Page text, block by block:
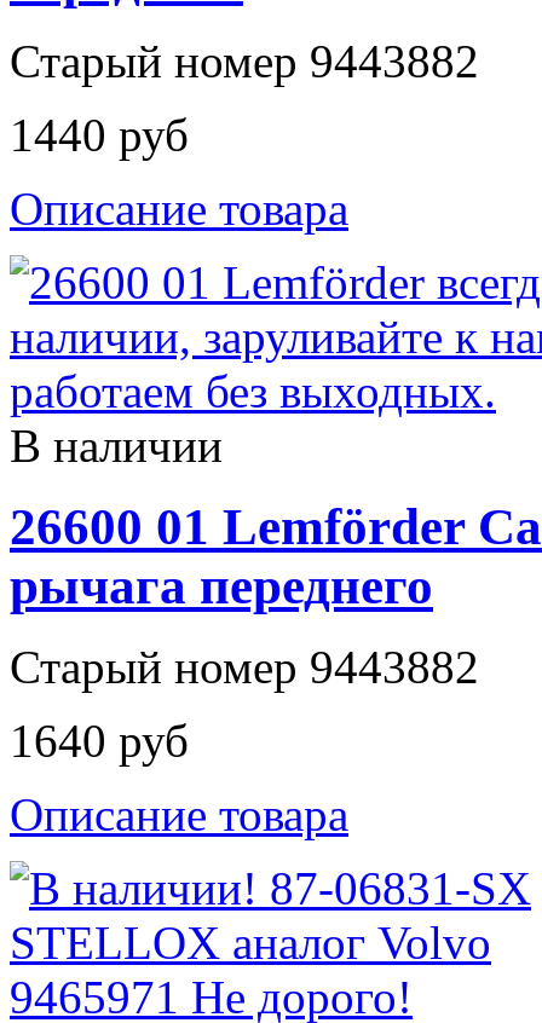
Старый номер 9443882
1440 руб
Описание товара
В наличии
26600 01 Lemförder
рычага переднего
Старый номер 9443882
1640 руб
Описание товара